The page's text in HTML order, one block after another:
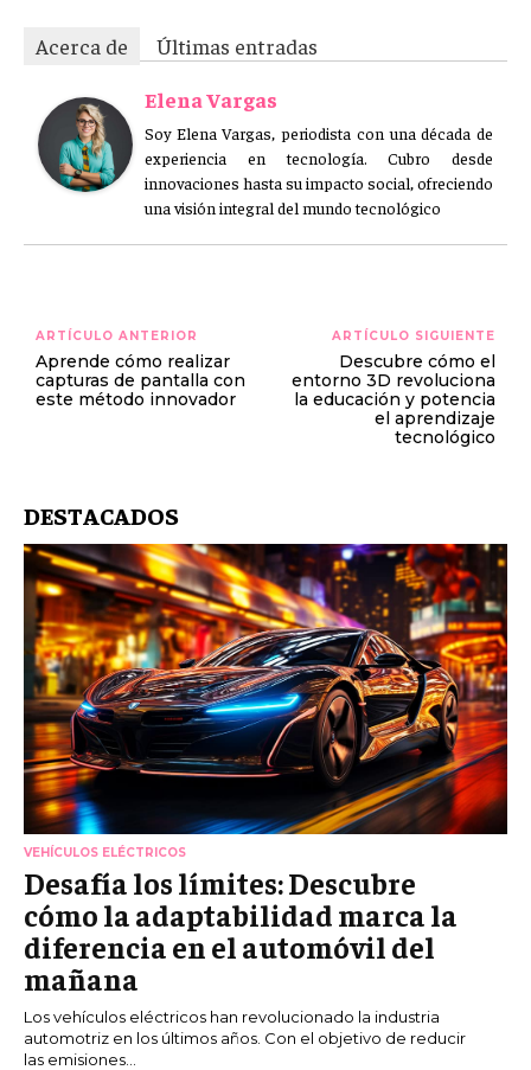
Acerca de
Últimas entradas
Elena Vargas
Soy Elena Vargas, periodista con una década de
experiencia en tecnología. Cubro desde
innovaciones hasta su impacto social, ofreciendo
una visión integral del mundo tecnológico
ARTÍCULO ANTERIOR
Aprende cómo realizar
capturas de pantalla con
este método innovador
ARTÍCULO SIGUIENTE
Descubre cómo el
entorno 3D revoluciona
la educación y potencia
el aprendizaje
tecnológico
DESTACADOS
VEHÍCULOS ELÉCTRICOS
Desafía los límites: Descubre
cómo la adaptabilidad marca la
diferencia en el automóvil del
mañana
Los vehículos eléctricos han revolucionado la industria
automotriz en los últimos años. Con el objetivo de reducir
las emisiones...